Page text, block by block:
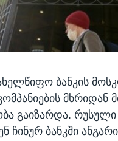
ბანკის
მხრიდან
გაიზარდა. რუსული
ჩინურ ბანკში